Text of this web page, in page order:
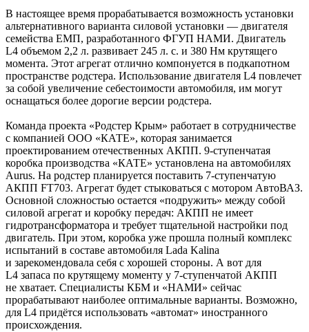
В настоящее время прорабатывается возможность установки
альтернативного варианта силовой установки — двигателя
семейства ЕМП, разработанного ФГУП НАМИ. Двигатель
L4 объемом 2,2 л. развивает 245 л. с. и 380 Нм крутящего
момента. Этот агрегат отлично компонуется в подкапотном
пространстве родстера. Использование двигателя L4 повлечет
за собой увеличение себестоимости автомобиля, им могут
оснащаться более дорогие версии родстера.
Команда проекта «Родстер Крым» работает в сотрудничестве
с компанией ООО «КАТЕ», которая занимается
проектированием отечественных АКПП. 9-ступенчатая
коробка производства «КАТЕ» установлена на автомобилях
Aurus. На родстер планируется поставить 7-ступенчатую
АКПП FT703. Агрегат будет стыковаться с мотором АвтоВАЗ.
Основной сложностью остается «подружить» между собой
силовой агрегат и коробку передач: АКПП не имеет
гидротрансформатора и требует тщательной настройки под
двигатель. При этом, коробка уже прошла полный комплекс
испытаний в составе автомобиля Lada Kalina
и зарекомендовала себя с хорошей стороны. А вот для
L4 запаса по крутящему моменту у 7-ступенчатой АКПП
не хватает. Специалисты КБМ и «НАМИ» сейчас
прорабатывают наиболее оптимальные варианты. Возможно,
для L4 придётся использовать «автомат» иностранного
происхождения.